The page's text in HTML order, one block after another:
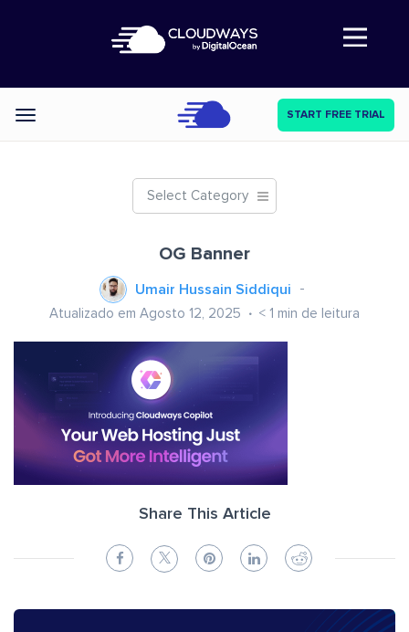
Abre a navegação
Categories START FREE TRIAL
Select Category
OG Banner
Umair Hussain Siddiqui
Atualizado em Agosto 12, 2025 < 1 min de leitura
Share This Article